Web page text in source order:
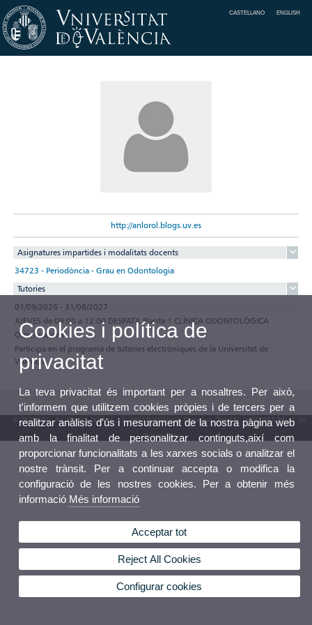
CASTELLANO ENGLISH
http://anlorol.blogs.uv.es
Asignatures impartides i modalitats docents
34723 - Periodòncia - Grau en Odontologia
Tutories
01/09/2026 - 31/08/2027
JUEVES de 09:00 a 12:00 DESPATX Planta 1 CLÍNICA ODONTOLÒGICA
Observacions
Participa en el programa de tutories electròniques de la Universitat de
València
© 2026 UV. - Av. Blasco Ibáñez, 13. 46010 València. Espanya. Tel. UV: (+34) 963 86 41 00
Bústia UV
Cookies i política de
privacitat
La teva privacitat és important per a nosaltres. Per això,
t'informem que utilitzem cookies pròpies i de tercers per a
realitzar anàlisis d'ús i mesurament de la nostra pàgina web
amb la finalitat de personalitzar continguts,així com
proporcionar funcionalitats a les xarxes socials o analitzar el
nostre trànsit. Per a continuar accepta o modifica la
configuració de les nostres cookies. Per a obtenir més
informació Més informació
Acceptar tot
Reject All Cookies
Configurar cookies